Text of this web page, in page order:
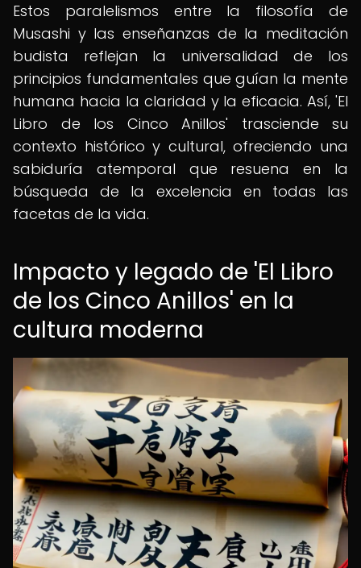
Estos paralelismos entre la filosofía de
Musashi y las enseñanzas de la meditación
budista reflejan la universalidad de los
principios fundamentales que guían la mente
humana hacia la claridad y la eficacia. Así, 'El
Libro de los Cinco Anillos' trasciende su
contexto histórico y cultural, ofreciendo una
sabiduría atemporal que resuena en la
búsqueda de la excelencia en todas las
facetas de la vida.
Impacto y legado de 'El Libro
de los Cinco Anillos' en la
cultura moderna